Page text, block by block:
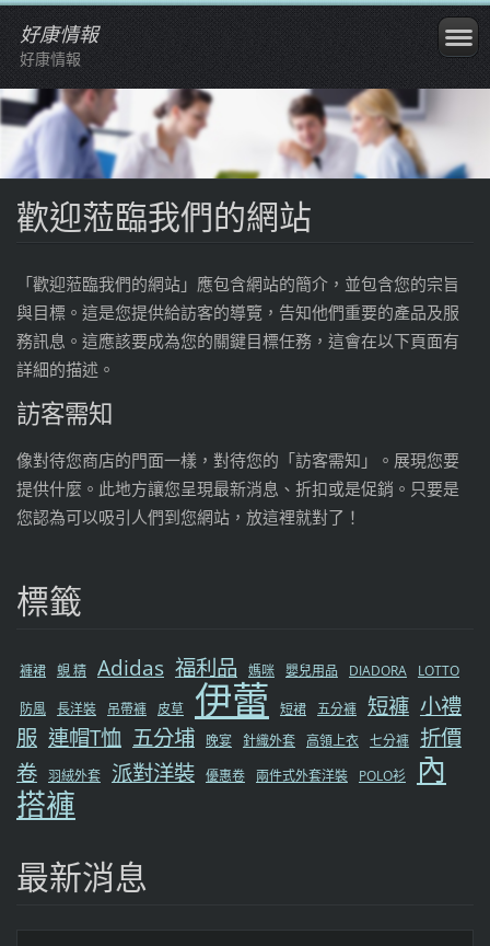
好康情報
好康情報
歡迎蒞臨我們的網站
「歡迎蒞臨我們的網站」應包含網站的簡介，並包含您的宗旨
與目標。這是您提供給訪客的導覽，告知他們重要的產品及服
務訊息。這應該要成為您的關鍵目標任務，這會在以下頁面有
詳細的描述。
訪客需知
像對待您商店的門面一樣，對待您的「訪客需知」。展現您要
提供什麼。此地方讓您呈現最新消息、折扣或是促銷。只要是
您認為可以吸引人們到您網站，放這裡就對了！
標籤
褲裙 蜆 精 Adidas 福利品 媽咪 嬰兒用品 DIADORA LOTTO
防風 長洋裝 吊帶褲 皮草 伊蕾 短裙 五分褲 短褲 小禮
服 連帽T恤 五分埔 晚宴 針織外套 高領上衣 七分褲
折價
卷 羽絨外套 派對洋裝 優惠卷 兩件式外套洋裝 POLO衫
內
搭褲
最新消息